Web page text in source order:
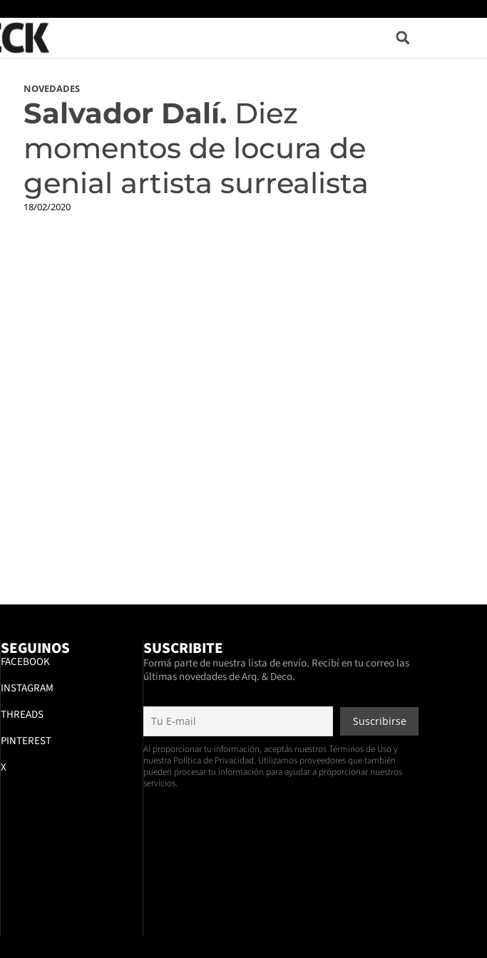
NOVEDADES
Salvador Dalí. Diez
momentos de locura de
genial artista surrealista
18/02/2020
SEGUINOS
FACEBOOK
INSTAGRAM
THREADS
PINTEREST
X
SUSCRIBITE
Formá parte de nuestra lista de envío. Recibí en tu correo las
últimas novedades de Arq. & Deco.
Al proporcionar tu información, aceptás nuestros Términos de Uso y
nuestra Política de Privacidad. Utilizamos proveedores que también
pueden procesar tu información para ayudar a proporcionar nuestros
servicios.